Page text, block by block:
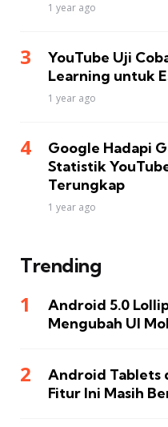
1 year ago
YouTube Uji
Learning untuk
1 year ago
Google Hadapi
Statistik
Terungkap
1 year ago
Trending
Android 5.0
Mengubah UI
Android Tablets
Fitur Ini Masih